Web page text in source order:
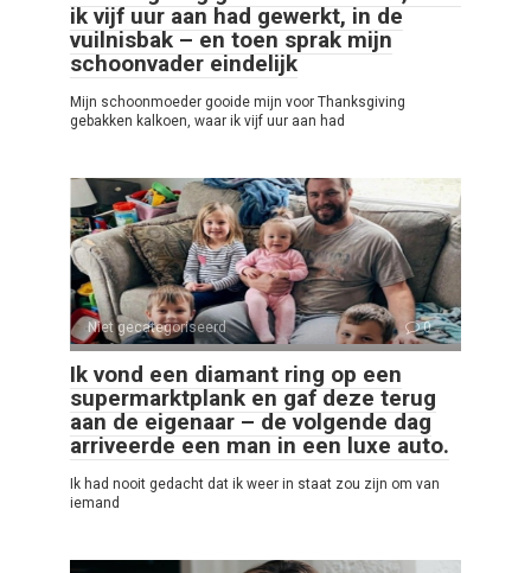
ik vijf uur aan had gewerkt, in de
vuilnisbak – en toen sprak mijn
schoonvader eindelijk
Mijn schoonmoeder gooide mijn voor Thanksgiving
gebakken kalkoen, waar ik vijf uur aan had
Niet gecategoriseerd 0
Ik vond een diamant ring op een
supermarktplank en gaf deze terug
aan de eigenaar – de volgende dag
arriveerde een man in een luxe auto.
Ik had nooit gedacht dat ik weer in staat zou zijn om van
iemand